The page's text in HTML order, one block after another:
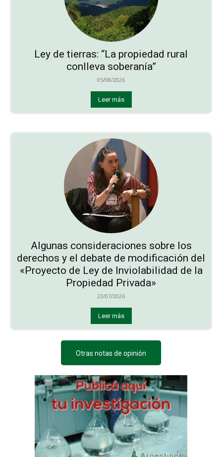
Ley de tierras: “La propiedad rural
conlleva soberanía”
05/08/2026
Leer más
Algunas consideraciones sobre los
derechos y el debate de modificación del
«Proyecto de Ley de Inviolabilidad de la
Propiedad Privada»
23/07/2026
Leer más
Otras notas de opinión